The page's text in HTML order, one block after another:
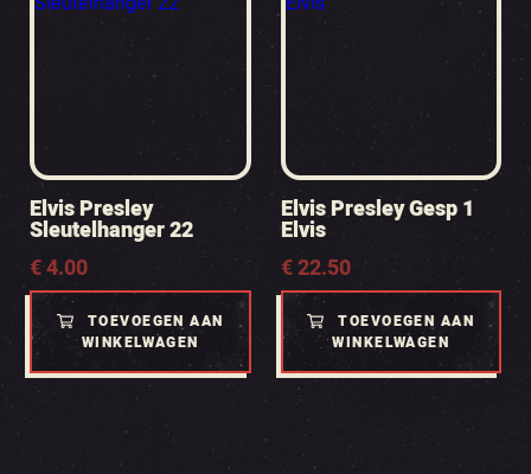
Elvis Presley
Sleutelhanger 22
€4.00
TOEVOEGEN AAN
WINKELWAGEN
Elvis Presley Gesp 1
Elvis
€22.50
TOEVOEGEN AAN
WINKELWAGEN